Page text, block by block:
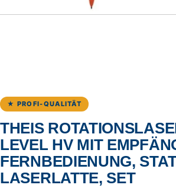
★ PROFI-QUALITÄT
THEIS
LEVEL HV MIT
FERNBEDIENUNG,
LASERLATTE, SET